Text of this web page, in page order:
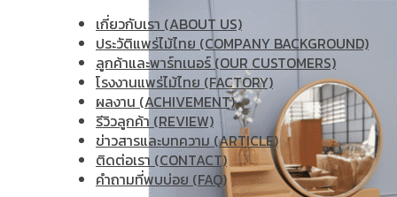
เกี่ยวกับเรา (ABOUT US)
ประวัติแพร่ไม้ไทย (COMPANY BACKGROUND)
ลูกค้าและพาร์ทเนอร์ (OUR CUSTOMERS)
โรงงานแพร่ไม้ไทย (FACTORY)
ผลงาน (ACHIVEMENT)
รีวิวลูกค้า (REVIEW)
ข่าวสารและบทความ (ARTICLE)
ติดต่อเรา (CONTACT)
คำถามที่พบบ่อย (FAQ)